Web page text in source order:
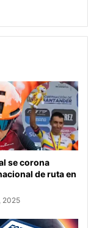
se corona
de ruta en
2025